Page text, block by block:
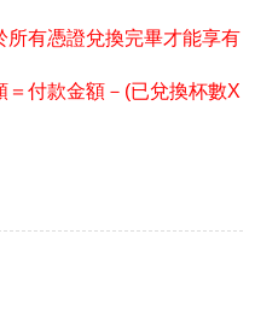
有憑證兌換完畢才能享有
付款金額－(已兌換杯數X